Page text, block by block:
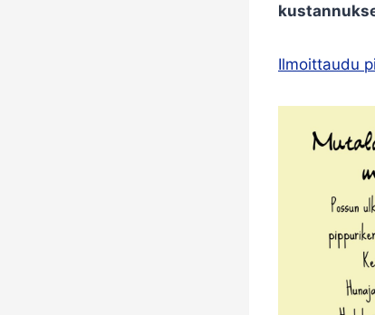
Ilmoittaudu